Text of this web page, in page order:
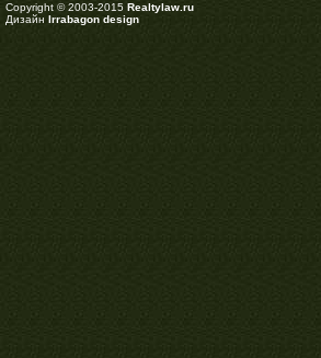
Copyright © 2003-2015 Realtylaw.ru
Дизайн Irrabagon design